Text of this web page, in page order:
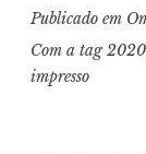
Publicado em
Com a tag2020
impresso